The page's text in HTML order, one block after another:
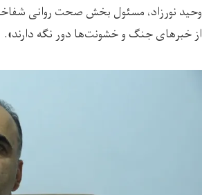
وحید نورزاد، مسئول بخش صحت روانی
از خبرهای جنگ و خشونت‌ها دور نگه دارند».